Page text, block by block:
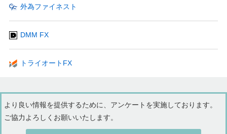
外為ファイネスト
DMM FX
トライオートFX
より良い情報を提供するために、アンケートを実施しております。
ご協力よろしくお願いいたします。